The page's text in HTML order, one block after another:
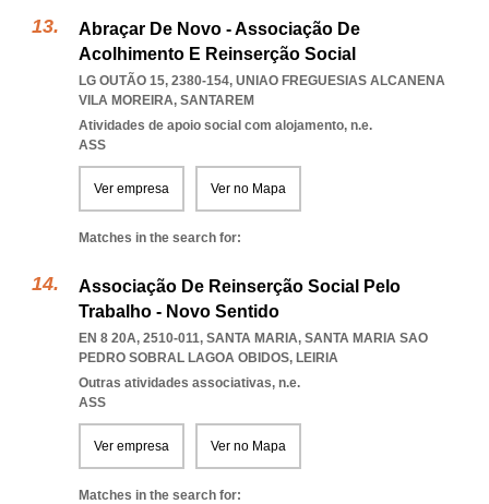
Abraçar De Novo - Associação De
Acolhimento E Reinserção Social
LG OUTÃO 15, 2380-154, UNIAO FREGUESIAS ALCANENA
VILA MOREIRA, SANTAREM
Atividades de apoio social com alojamento, n.e.
ASS
Ver empresa Ver no Mapa
Matches in the search for:
Associação De Reinserção Social Pelo
Trabalho - Novo Sentido
EN 8 20A, 2510-011, SANTA MARIA, SANTA MARIA SAO
PEDRO SOBRAL LAGOA OBIDOS, LEIRIA
Outras atividades associativas, n.e.
ASS
Ver empresa Ver no Mapa
Matches in the search for: